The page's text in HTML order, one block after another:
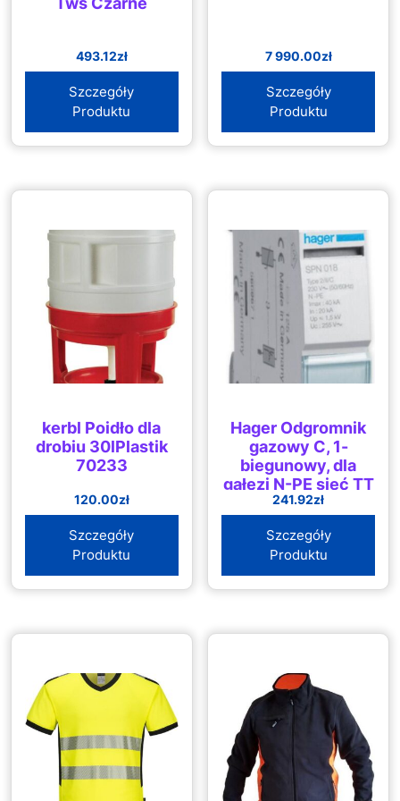
493.12zł
Szczegóły
Produktu
7 990.00zł
Szczegóły
Produktu
kerbl Poidło dla
drobiu 30lPlastik
70233
120.00zł
Szczegóły
Produktu
Hager Odgromnik
gazowy C, 1-
biegunowy, dla
gałęzi N-PE sieć TT
SPN118
241.92zł
Szczegóły
Produktu